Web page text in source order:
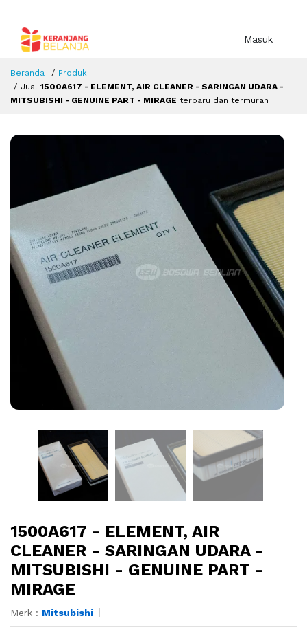
Masuk
Beranda
Produk
Jual 1500A617 - ELEMENT, AIR CLEANER - SARINGAN UDARA -
MITSUBISHI - GENUINE PART - MIRAGE terbaru dan termurah
1500A617 - ELEMENT, AIR
CLEANER - SARINGAN UDARA -
MITSUBISHI - GENUINE PART -
MIRAGE
Merk : Mitsubishi